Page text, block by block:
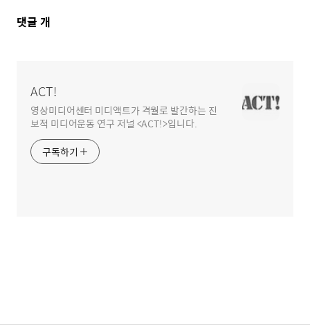
댓
댓글 개
ACT!
영상미디어센터 미디액트가 격월로 발간하는 진
보적 미디어운동 연구 저널 <ACT!>입니다.
구독하기